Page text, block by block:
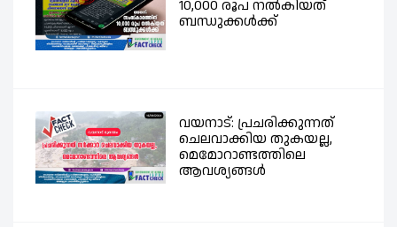
10,000 രൂപ നൽകിയത്
ബന്ധുക്കൾക്ക്
വയനാട്: പ്രചരിക്കുന്നത്
ചെലവാക്കിയ തുകയല്ല,
മെമോറാണ്ടത്തിലെ
ആവശ്യങ്ങൾ